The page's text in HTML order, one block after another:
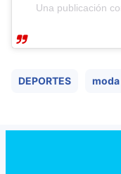
Una publicación
DEPORTES moda